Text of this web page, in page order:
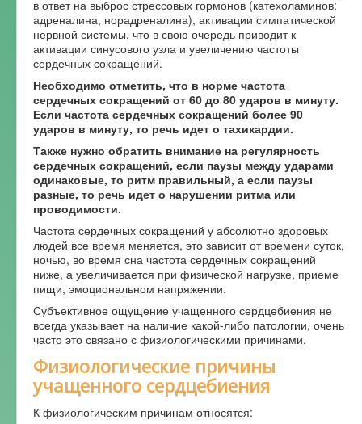
в ответ на выброс стрессовых гормонов (катехоламинов:
адреналина, норадреналина), активации симпатической
нервной системы, что в свою очередь приводит к
активации синусового узла и увеличению частоты
сердечных сокращений.
Необходимо отметить, что в норме частота
сердечных сокращений от 60 до 80 ударов в минуту.
Если частота сердечных сокращений более 90
ударов в минуту, то речь идет о тахикардии.
Также нужно обратить внимание на регулярность
сердечных сокращений, если паузы между ударами
одинаковые, то ритм правильный, а если паузы
разные, то речь идет о нарушении ритма или
проводимости.
Частота сердечных сокращений у абсолютно здоровых
людей все время меняется, это зависит от времени суток,
ночью, во время сна частота сердечных сокращений
ниже, а увеличивается при физической нагрузке, приеме
пищи, эмоциональном напряжении.
Субъективное ощущение учащенного сердцебиения не
всегда указывает на наличие какой-либо патологии, очень
часто это связано с физиологическими причинами.
Физиологические причины
учащенного сердцебиения
К физиологическим причинам относятся: